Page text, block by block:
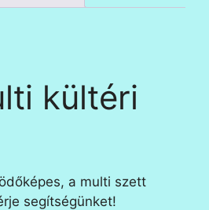
kültéri
a multi szett
segítségünket!